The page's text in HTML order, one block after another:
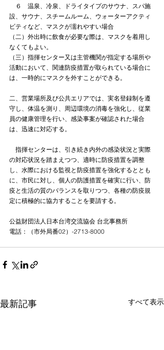
６　温泉、冷泉、ドライタイプのサウナ、スパ施
設、サウナ、スチームルーム、ウォーターアクティ
ビティなど、マスクが濡れやすい場合
（二）外出時に飲食が必要な際は、マスクを着用し
なくてもよい。
（三）指揮センター又は主管機関が指定する場所や
活動において、関連防疫措置が取られている場合に
は、一時的にマスクを外すことができる。
二、営業場所及び公共エリアでは、実名登録制を遵
守し、体温を測り、周辺環境の消毒を強化し、従業
員の健康管理を行い、感染事案が確認された場合
は、迅速に対応する。
指揮センターは、引き続き内外の感染状況と実際
の対応状況を踏まえつつ、適時に防疫措置を調整
し、水際における監視と防疫措置を強化するととも
に、市民に対し、個人の防護措置を確実に行い、防
疫と生活の質のバランスを取りつつ、各種の防疫規
定に積極的に協力することを要請する。
公益財団法人日本台湾交流協会 台北事務所
電話：（市外局番02）-2713-8000
最新記事 すべて表示